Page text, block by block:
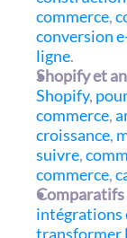
commerce,
conversion
ligne.
Shopify et
Shopify,
commerce,
croissance,
suivre,
commerce,
intégrations
transformer